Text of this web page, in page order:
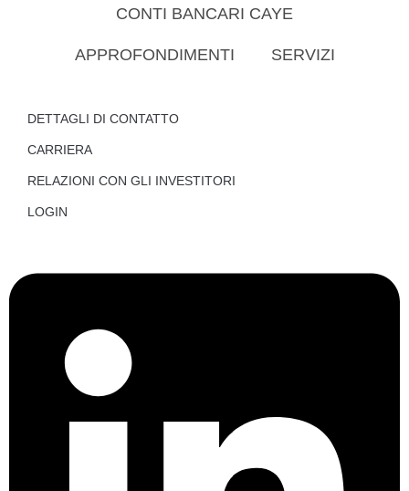
CONTI BANCARI CAYE
APPROFONDIMENTI SERVIZI
DETTAGLI DI CONTATTO
CARRIERA
RELAZIONI CON GLI INVESTITORI
LOGIN